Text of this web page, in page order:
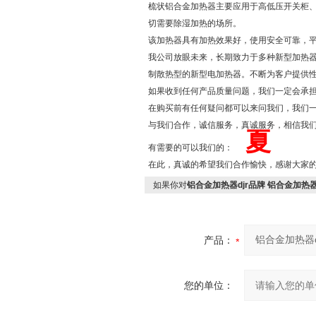
梳状铝合金加热器主要应用于高低压开关柜
切需要除湿加热的场所。
该加热器具有加热效果好，使用安全可靠，
我公司放眼未来，长期致力于多种新型加热
制散热型的新型电加热器。不断为客户提供
如果收到任何产品质量问题，我们一定会承
在购买前有任何疑问都可以来问我们，我们
与我们合作，诚信服务，真诚服务，相信我
有需要的可以我们的： 夏
在此，真诚的希望我们合作愉快，感谢大家
如果你对铝合金加热器djr品牌 铝合金加热
产品：
您的单位：